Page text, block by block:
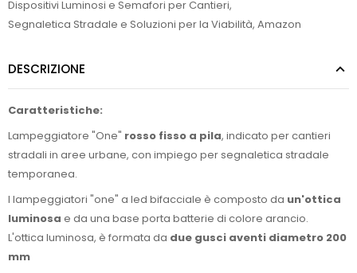
Dispositivi Luminosi e Semafori per Cantieri,
Segnaletica Stradale e Soluzioni per la Viabilità, Amazon
DESCRIZIONE
Caratteristiche:
Lampeggiatore "One" rosso fisso a pila, indicato per cantieri
stradali in aree urbane, con impiego per segnaletica stradale
temporanea.
l lampeggiatori "one" a led bifacciale è composto da un'ottica
luminosa e da una base porta batterie di colore arancio.
L'ottica luminosa, è formata da due gusci aventi diametro 200
mm